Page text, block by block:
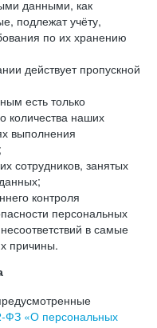
данными, как
подлежат учёту,
по их хранению
действует пропускной
есть только
количества наших
выполнения
сотрудников, занятых
контроля
персональных
в самые
причины.
ФЗ «О персональных